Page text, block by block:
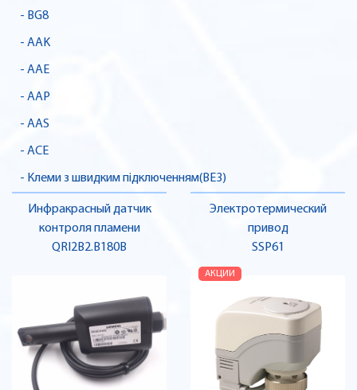
- BG8
- AAK
- AAE
- AAP
- AAS
- ACE
- Клеми з швидким підключенням(BE3)
Инфракрасный датчик
контроля пламени
QRI2B2.B180B
Электротермический
привод
SSP61
АКЦИИ